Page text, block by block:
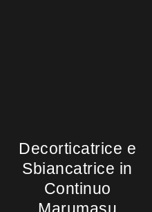
Decorticatrice e
Sbiancatrice in
Continuo
Marumasu